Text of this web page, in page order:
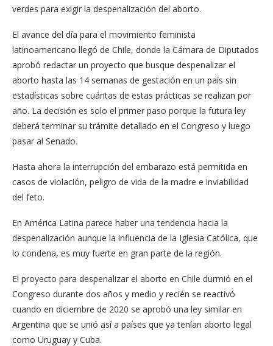
verdes para exigir la despenalización del aborto.
El avance del día para el movimiento feminista
latinoamericano llegó de Chile, donde la Cámara de Diputados
aprobó redactar un proyecto que busque despenalizar el
aborto hasta las 14 semanas de gestación en un país sin
estadísticas sobre cuántas de estas prácticas se realizan por
año. La decisión es solo el primer paso porque la futura ley
deberá terminar su trámite detallado en el Congreso y luego
pasar al Senado.
Hasta ahora la interrupción del embarazo está permitida en
casos de violación, peligro de vida de la madre e inviabilidad
del feto.
En América Latina parece haber una tendencia hacia la
despenalización aunque la influencia de la Iglesia Católica, que
lo condena, es muy fuerte en gran parte de la región.
El proyecto para despenalizar el aborto en Chile durmió en el
Congreso durante dos años y medio y recién se reactivó
cuando en diciembre de 2020 se aprobó una ley similar en
Argentina que se unió así a países que ya tenían aborto legal
como Uruguay y Cuba.